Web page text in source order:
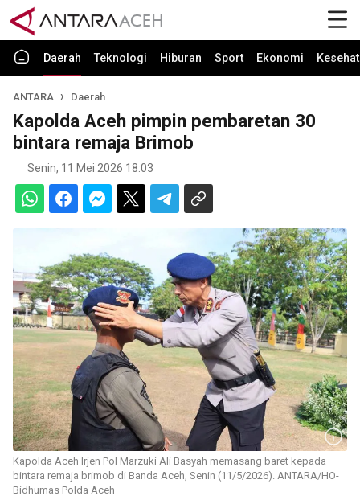
Daerah Teknologi Hiburan Sport Ekonomi
ANTARA Daerah
Kapolda Aceh pimpin pembaretan 30
bintara remaja Brimob
Senin, 11 Mei 2026 18:03
Kapolda Aceh Irjen Pol Marzuki Ali Basyah memasang baret kepada
bintara remaja brimob di Banda Aceh, Senin (11/5/2026). ANTARA/HO-
Bidhumas Polda Aceh